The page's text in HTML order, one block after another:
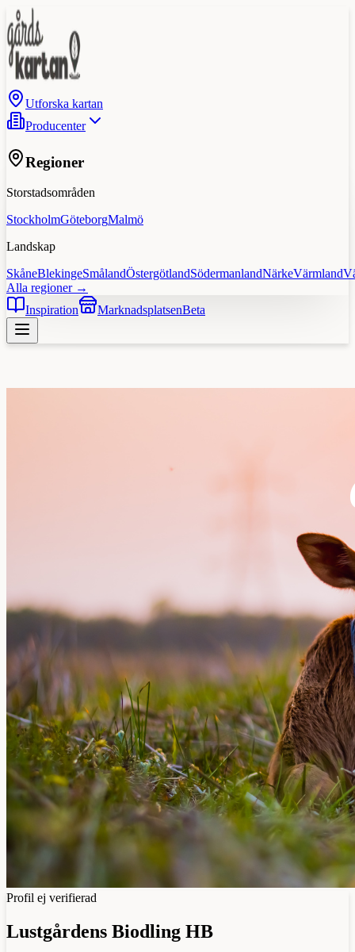
Utforska kartan
Producenter
Regioner
Storstadsområden
StockholmGöteborgMalmö
Landskap
SkåneBlekingeSmålandÖstergötlandSödermanlandNärkeVärmland
Alla regioner →
Inspiration
MarknadsplatsenBeta
Profil ej verifierad
Lustgårdens Biodling HB